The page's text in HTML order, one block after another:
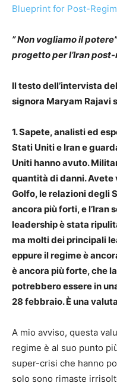
Blueprint for Post-
” Non vogliamo il
progetto per l’Iran
Il testo dell’intervista
signora Maryam Rajavi
1. Sapete, analisti ed
Stati Uniti e Iran e
Uniti hanno avuto.
quantità di danni.
Golfo, le relazioni degli
ancora più forti, e l’Iran
leadership è stata
ma molti dei principali
eppure il regime è
è ancora più forte, che
potrebbero essere in
28 febbraio. È una
A mio avviso, questa
regime è al suo punto
super-crisi che hanno
solo sono rimaste